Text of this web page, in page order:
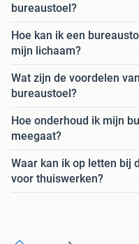
bureaustoel?
Hoe kan ik een
mijn lichaam?
Wat zijn de voordelen
bureaustoel?
Hoe onderhoud ik mijn
meegaat?
Waar kan ik op letten bij
voor thuiswerken?